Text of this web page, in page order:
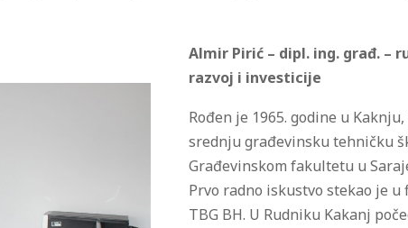
Almir Pirić – dipl. ing. građ. –
razvoj i investicije
Rođen je 1965. godine u
srednju građevinsku tehničku
Građevinskom fakultetu u
Prvo radno iskustvo stekao je u
TBG BH. U Rudniku Kakanj